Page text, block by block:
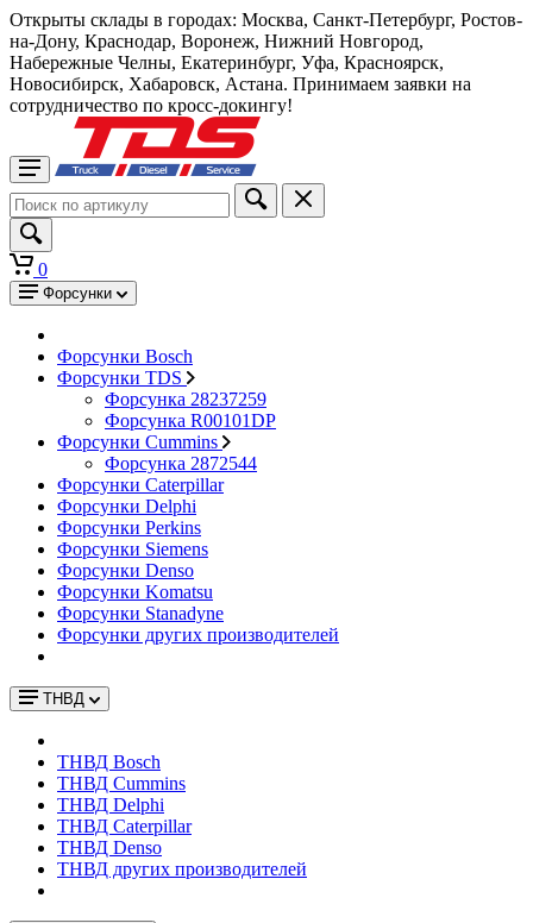
Открыты склады в городах: Москва, Санкт-Петербург, Ростов-
на-Дону, Краснодар, Воронеж, Нижний Новгород,
Набережные Челны, Екатеринбург, Уфа, Красноярск,
Новосибирск, Хабаровск, Астана. Принимаем заявки на
сотрудничество по кросс-докингу!
0
Форсунки
Форсунки Bosch
Форсунки TDS
Форсунка 28237259
Форсунка R00101DP
Форсунки Cummins
Форсунка 2872544
Форсунки Caterpillar
Форсунки Delphi
Форсунки Perkins
Форсунки Siemens
Форсунки Denso
Форсунки Komatsu
Форсунки Stanadyne
Форсунки других производителей
ТНВД
ТНВД Bosch
ТНВД Cummins
ТНВД Delphi
ТНВД Caterpillar
ТНВД Denso
ТНВД других производителей